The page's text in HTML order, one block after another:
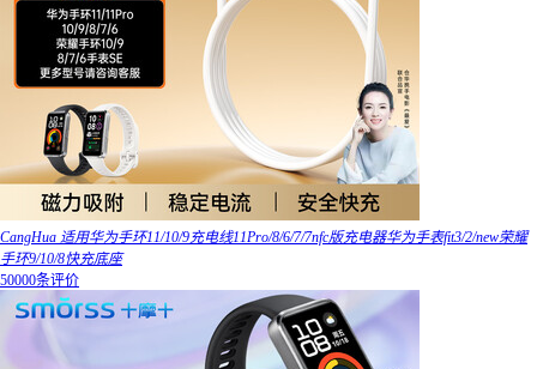
CangHua 适用华为手环11/10/9充电线11Pro/8/6/7/7nfc版充电器华为手表fit3/2/new荣耀
手环9/10/8快充底座
50000条评价